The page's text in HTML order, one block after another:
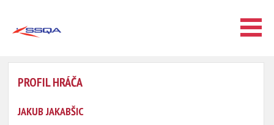
PROFIL HRÁČA
JAKUB JAKABŠIC